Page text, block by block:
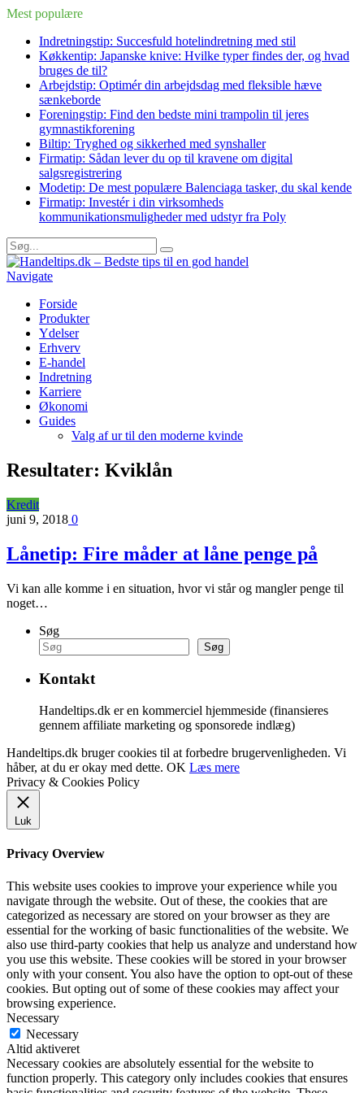
Mest populære
Indretningstip: Succesfuld hotelindretning med stil
Køkkentip: Japanske knive: Hvilke typer findes der, og hvad
bruges de til?
Arbejdstip: Optimér din arbejdsdag med fleksible hæve
sænkeborde
Foreningstip: Find den bedste mini trampolin til jeres
gymnastikforening
Biltip: Tryghed og sikkerhed med synshaller
Firmatip: Sådan lever du op til kravene om digital
salgsregistrering
Modetip: De mest populære Balenciaga tasker, du skal kende
Firmatip: Investér i din virksomheds
kommunikationsmuligheder med udstyr fra Poly
Navigate
Forside
Produkter
Ydelser
Erhverv
E-handel
Indretning
Karriere
Økonomi
Guides
Valg af ur til den moderne kvinde
Resultater: Kviklån
Kredit
juni 9, 2018 0
Lånetip: Fire måder at låne penge på
Vi kan alle komme i en situation, hvor vi står og mangler penge til
noget…
Søg
Søg
Kontakt
Handeltips.dk er en kommerciel hjemmeside (finansieres
gennem affiliate marketing og sponsorede indlæg)
Handeltips.dk bruger cookies til at forbedre brugervenligheden. Vi
håber, at du er okay med dette. OK Læs mere
Privacy & Cookies Policy
Luk
Privacy Overview
This website uses cookies to improve your experience while you
navigate through the website. Out of these, the cookies that are
categorized as necessary are stored on your browser as they are
essential for the working of basic functionalities of the website. We
also use third-party cookies that help us analyze and understand how
you use this website. These cookies will be stored in your browser
only with your consent. You also have the option to opt-out of these
cookies. But opting out of some of these cookies may affect your
browsing experience.
Necessary
Necessary
Altid aktiveret
Necessary cookies are absolutely essential for the website to
function properly. This category only includes cookies that ensures